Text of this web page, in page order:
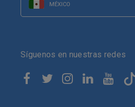
MÉXICO
Síguenos en nuestras redes